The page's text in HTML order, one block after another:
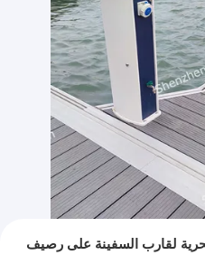
لقارب السفينة على رصيف